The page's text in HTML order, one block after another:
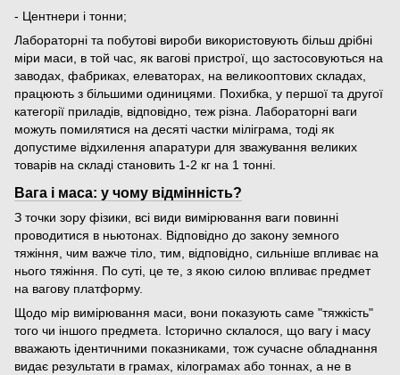
- Центнери і тонни;
Лабораторні та побутові вироби використовують більш дрібні
міри маси, в той час, як вагові пристрої, що застосовуються на
заводах, фабриках, елеваторах, на великооптових складах,
працюють з більшими одиницями. Похибка, у першої та другої
категорії приладів, відповідно, теж різна. Лабораторні ваги
можуть помилятися на десяті частки міліграма, тоді як
допустиме відхилення апаратури для зважування великих
товарів на складі становить 1-2 кг на 1 тонні.
Вага і маса: у чому відмінність?
З точки зору фізики, всі види вимірювання ваги повинні
проводитися в ньютонах. Відповідно до закону земного
тяжіння, чим важче тіло, тим, відповідно, сильніше впливає на
нього тяжіння. По суті, це те, з якою силою впливає предмет
на вагову платформу.
Щодо мір вимірювання маси, вони показують саме "тяжкість"
того чи іншого предмета. Історично склалося, що вагу і масу
вважають ідентичними показниками, тож сучасне обладнання
видає результати в грамах, кілограмах або тоннах, а не в